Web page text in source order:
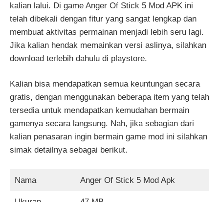
kalian lalui. Di game Anger Of Stick 5 Mod APK ini
telah dibekali dengan fitur yang sangat lengkap dan
membuat aktivitas permainan menjadi lebih seru lagi.
Jika kalian hendak memainkan versi aslinya, silahkan
download terlebih dahulu di playstore.
Kalian bisa mendapatkan semua keuntungan secara
gratis, dengan menggunakan beberapa item yang telah
tersedia untuk mendapatkan kemudahan bermain
gamenya secara langsung. Nah, jika sebagian dari
kalian penasaran ingin bermain game mod ini silahkan
simak detailnya sebagai berikut.
Nama Anger Of Stick 5 Mod Apk